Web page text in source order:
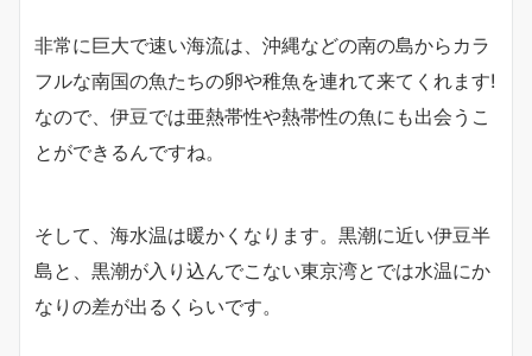
非常に巨大で速い海流は、沖縄などの南の島からカラ
フルな南国の魚たちの卵や稚魚を連れて来てくれます!
なので、伊豆では亜熱帯性や熱帯性の魚にも出会うこ
とができるんですね。
そして、海水温は暖かくなります。黒潮に近い伊豆半
島と、黒潮が入り込んでこない東京湾とでは水温にか
なりの差が出るくらいです。